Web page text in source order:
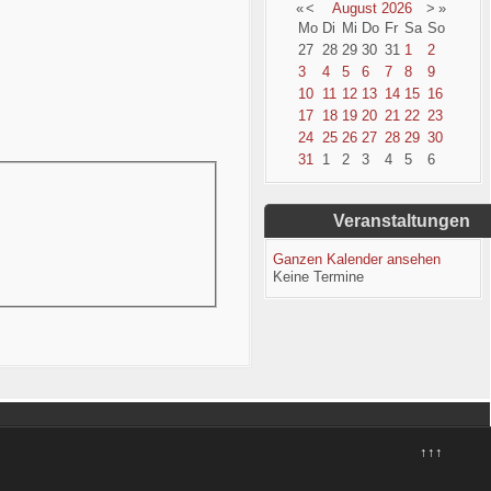
«< August 2026 > »
Mo Di Mi Do Fr Sa So
27 28 29 30 31 1
2
3
4 5 6 7 8
9
10 11 12 13 14 15 16
17 18 19 20 21 22 23
24 25 26 27 28 29 30
31 1 2 3 4 5 6
Veranstaltungen
Ganzen Kalender ansehen
Keine Termine
↑↑↑